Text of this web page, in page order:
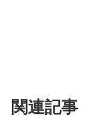
関連記事